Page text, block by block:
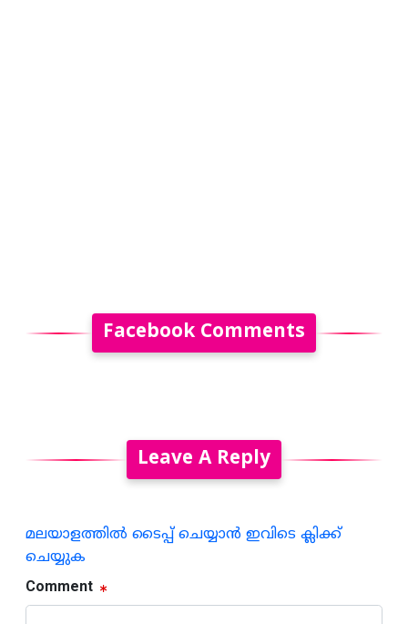
Facebook Comments
Leave A Reply
മലയാളത്തില്‍ ടൈപ്പ് ചെയ്യാന്‍ ഇവിടെ ക്ലിക്ക്
ചെയ്യുക
Comment